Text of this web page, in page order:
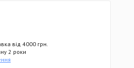
від 4000 грн.
2 роки